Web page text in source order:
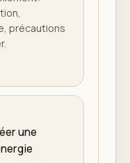
précautions
une